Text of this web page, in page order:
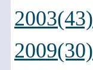
2003(43)
2009(30)